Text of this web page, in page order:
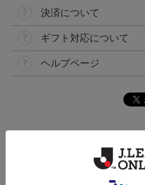
決済について
ギフト対応について
ヘルプページ